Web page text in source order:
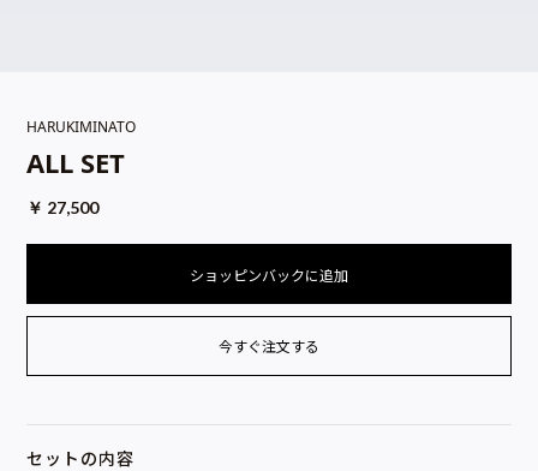
HARUKIMINATO
ALL SET
￥ 27,500
今すぐ注文する
セットの内容